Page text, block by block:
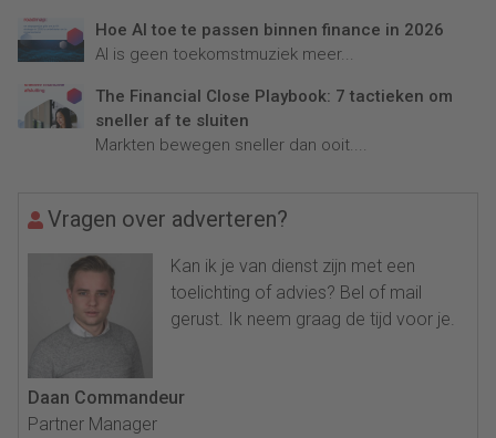
Hoe AI toe te passen binnen finance in 2026
AI is geen toekomstmuziek meer...
The Financial Close Playbook: 7 tactieken om
sneller af te sluiten
Markten bewegen sneller dan ooit....
Vragen over adverteren?
Kan ik je van dienst zijn met een
toelichting of advies? Bel of mail
gerust. Ik neem graag de tijd voor je.
Daan Commandeur
Partner Manager